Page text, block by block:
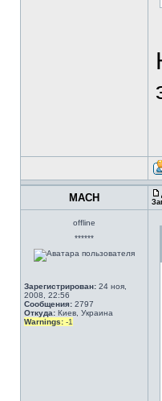
MACH
offline
******
Зарегистрирован: 24 ноя,
2008, 22:56
Сообщения: 2797
Откуда: Киев, Украина
Warnings: -1